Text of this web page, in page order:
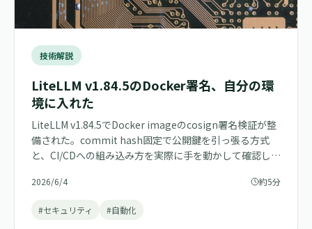
技術解説
LiteLLM v1.84.5のDocker署名、自分の環
境に入れた
LiteLLM v1.84.5でDocker imageのcosign署名検証が整
備された。commit hash固定で公開鍵を引っ張る方式
と、CI/CDへの組み込み方を実際に手を動かして確認し
2026/6/4 約5分
#セキュリティ #自動化